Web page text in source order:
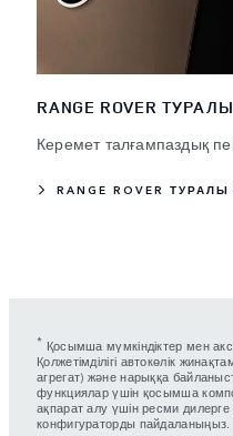
RANGE ROVER
Керемет талғампаздық
RANGE ROVER
* Қосымша мүмкіндіктер мен
Қолжетімділігі автокөлік
агрегат) және нарыққа
функциялар үшін қосымша
ақпарат алу үшін ресми
конфигураторды пайдаланыңыз.